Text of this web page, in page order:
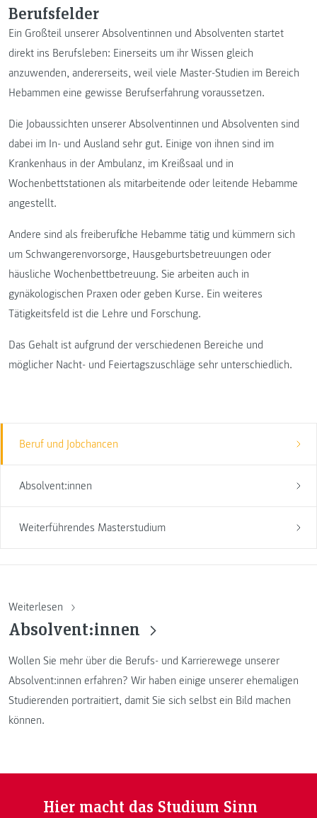
Beruf und Jobchancen
Absolvent:innen
Weiterführendes Masterstudium
Berufsfelder
Ein Großteil unserer Absolventinnen und Absolventen startet
direkt ins Berufsleben: Einerseits um ihr Wissen gleich
anzuwenden, andererseits, weil viele Master-Studien im Bereich
Hebammen eine gewisse Berufserfahrung voraussetzen.
Die Jobaussichten unserer Absolventinnen und Absolventen sind
dabei im In- und Ausland sehr gut. Einige von ihnen sind im
Krankenhaus in der Ambulanz, im Kreißsaal und in
Wochenbettstationen als mitarbeitende oder leitende Hebamme
angestellt.
Andere sind als freiberufliche Hebamme tätig und kümmern sich
um Schwangerenvorsorge, Hausgeburtsbetreuungen oder
häusliche Wochenbettbetreuung. Sie arbeiten auch in
gynäkologischen Praxen oder geben Kurse. Ein weiteres
Tätigkeitsfeld ist die Lehre und Forschung.
Das Gehalt ist aufgrund der verschiedenen Bereiche und
möglicher Nacht- und Feiertagszuschläge sehr unterschiedlich.
Weiterlesen
Absolvent:innen
Wollen Sie mehr über die Berufs- und Karrierewege unserer
Absolvent:innen erfahren? Wir haben einige unserer ehemaligen
Studierenden portraitiert, damit Sie sich selbst ein Bild machen
können.
Hier macht das Studium Sinn